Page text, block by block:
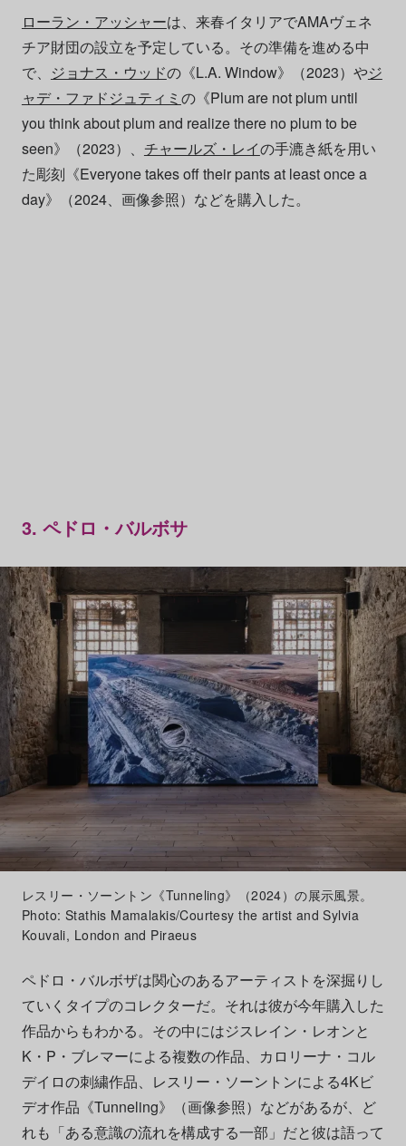
ローラン・アッシャーは、来春イタリアでAMAヴェネ
チア財団の設立を予定している。その準備を進める中
で、 ジョナス・ウッドの《L.A. Window》（2023）やジ
ャデ・ファドジュティミ の《Plum are not plum until
you think about plum and realize there no plum to be
seen》（2023）、 チャールズ・レイの手漉き紙を用い
た彫刻《Everyone takes off their pants at least once a
day》（2024、画像参照）などを購入した。
3. ペドロ・バルボサ
レスリー・ソーントン《Tunneling》（2024）の展示風景。
Photo: Stathis Mamalakis/Courtesy the artist and Sylvia
Kouvali, London and Piraeus
ペドロ・バルボザは関心のあるアーティストを深掘りし
ていくタイプのコレクターだ。それは彼が今年購入した
作品からもわかる。その中にはジスレイン・レオンと
K・P・ブレマーによる複数の作品、カロリーナ・コル
デイロの刺繍作品、レスリー・ソーントンによる4Kビ
デオ作品《Tunneling》（画像参照）などがあるが、ど
れも「ある意識の流れを構成する一部」だと彼は語って